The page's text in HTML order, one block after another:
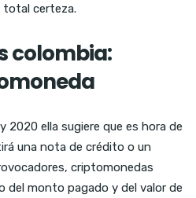
total certeza.
colombia:
2020 ella sugiere que es hora de
una nota de crédito o un
criptomonedas
del monto pagado y del valor de